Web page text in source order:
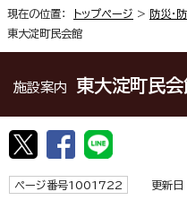
現在の位置： トップページ > 防災・
東大淀町民会館
施設案内 東大淀町民会
ページ番号1001722 更新日